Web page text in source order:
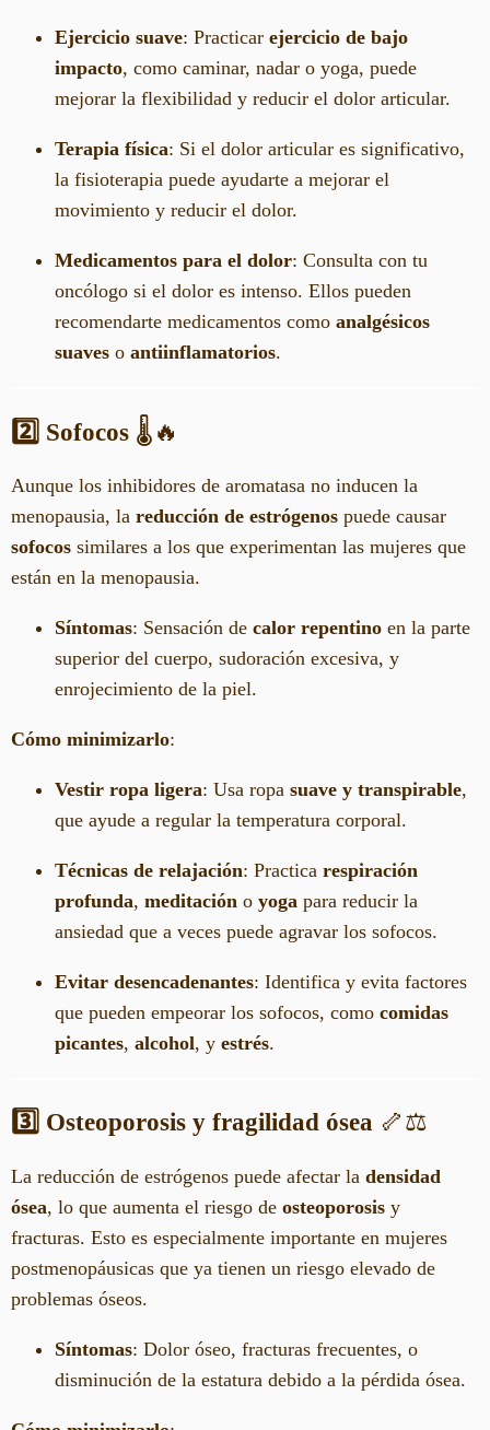
Ejercicio suave: Practicar ejercicio de bajo
impacto, como caminar, nadar o yoga, puede
mejorar la flexibilidad y reducir el dolor articular.
Terapia física: Si el dolor articular es significativo,
la fisioterapia puede ayudarte a mejorar el
movimiento y reducir el dolor.
Medicamentos para el dolor: Consulta con tu
oncólogo si el dolor es intenso. Ellos pueden
recomendarte medicamentos como analgésicos
suaves o antiinflamatorios.
2️⃣ Sofocos 🌡️🔥
Aunque los inhibidores de aromatasa no inducen la
menopausia, la reducción de estrógenos puede causar
sofocos similares a los que experimentan las mujeres que
están en la menopausia.
Síntomas: Sensación de calor repentino en la parte
superior del cuerpo, sudoración excesiva, y
enrojecimiento de la piel.
Cómo minimizarlo:
Vestir ropa ligera: Usa ropa suave y transpirable,
que ayude a regular la temperatura corporal.
Técnicas de relajación: Practica respiración
profunda, meditación o yoga para reducir la
ansiedad que a veces puede agravar los sofocos.
Evitar desencadenantes: Identifica y evita factores
que pueden empeorar los sofocos, como comidas
picantes, alcohol, y estrés.
3️⃣ Osteoporosis y fragilidad ósea 🦴⚖️
La reducción de estrógenos puede afectar la densidad
ósea, lo que aumenta el riesgo de osteoporosis y
fracturas. Esto es especialmente importante en mujeres
postmenopáusicas que ya tienen un riesgo elevado de
problemas óseos.
Síntomas: Dolor óseo, fracturas frecuentes, o
disminución de la estatura debido a la pérdida ósea.